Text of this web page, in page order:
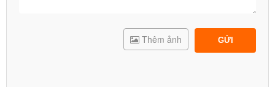
GỬI
Thêm ảnh